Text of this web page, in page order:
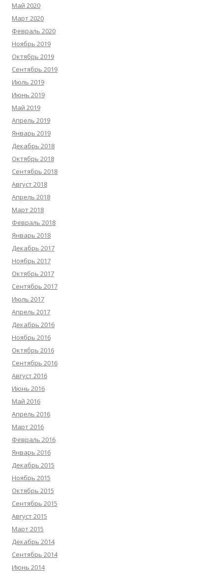
Май 2020
Март 2020
Февраль 2020
Ноябрь 2019
Октябрь 2019
Сентябрь 2019
Июль 2019
Июнь 2019
Май 2019
Апрель 2019
Январь 2019
Декабрь 2018
Октябрь 2018
Сентябрь 2018
Август 2018
Апрель 2018
Март 2018
Февраль 2018
Январь 2018
Декабрь 2017
Ноябрь 2017
Октябрь 2017
Сентябрь 2017
Июль 2017
Апрель 2017
Декабрь 2016
Ноябрь 2016
Октябрь 2016
Сентябрь 2016
Август 2016
Июнь 2016
Май 2016
Апрель 2016
Март 2016
Февраль 2016
Январь 2016
Декабрь 2015
Ноябрь 2015
Октябрь 2015
Сентябрь 2015
Август 2015
Март 2015
Декабрь 2014
Сентябрь 2014
Июнь 2014